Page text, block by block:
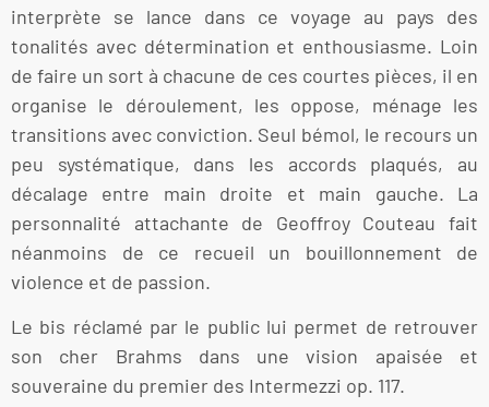
interprète se lance dans ce voyage au pays des
tonalités avec détermination et enthousiasme. Loin
de faire un sort à chacune de ces courtes pièces, il en
organise le déroulement, les oppose, ménage les
transitions avec conviction. Seul bémol, le recours un
peu systématique, dans les accords plaqués, au
décalage entre main droite et main gauche. La
personnalité attachante de Geoffroy Couteau fait
néanmoins de ce recueil un bouillonnement de
violence et de passion.
Le bis réclamé par le public lui permet de retrouver
son cher Brahms dans une vision apaisée et
souveraine du premier des Intermezzi op. 117.